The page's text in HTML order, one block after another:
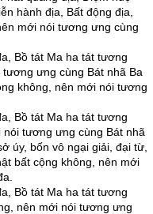
hành địa, Bất động địa,
mới nói tương ưng cùng
Bồ tát Ma ha tát tương
ưng cùng Bát nhã Ba
không, nên mới nói tương
Bồ tát Ma ha tát tương
tương ưng cùng Bát nhã
úy, bốn vô ngại giải, đại từ,
bất cộng không, nên mới
Bồ tát Ma ha tát tương
nên mới nói tương ưng